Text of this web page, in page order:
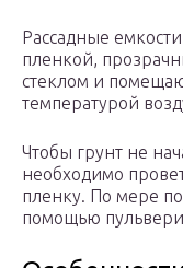
Рассадные
пленкой,
стеклом и
температурой
Чтобы грунт не
необходимо
пленку. По мере
помощью